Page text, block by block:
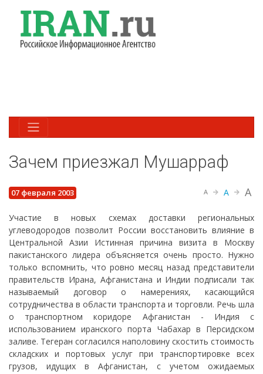
Зачем приезжал Мушарраф
07 февраля 2003 A A A
Участие в новых схемах доставки региональных
углеводородов позволит России восстановить влияние в
Центральной Азии Истинная причина визита в Москву
пакистанского лидера объясняется очень просто. Нужно
только вспомнить, что ровно месяц назад представители
правительств Ирана, Афганистана и Индии подписали так
называемый договор о намерениях, касающийся
сотрудничества в области транспорта и торговли. Речь шла
о транспортном коридоре Афганистан - Индия с
использованием иранского порта Чабахар в Персидском
заливе. Тегеран согласился наполовину скостить стоимость
складских и портовых услуг при транспортировке всех
грузов, идущих в Афганистан, с учетом ожидаемых